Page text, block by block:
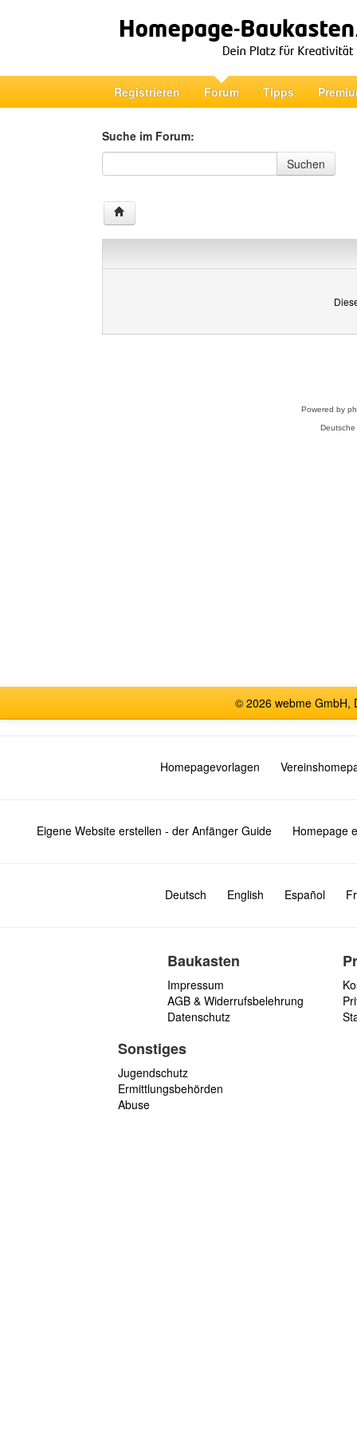
Registrieren Forum Tipps
Suche im Forum:
Suche im Forum
Suchen
Powered by
© 2026 webme GmbH,
Homepagevorlagen
Eigene Website erstellen - der Anfänger Guide Homepage
Deutsch English Español
Baukasten
Impressum
AGB & Widerrufsbelehrung
Datenschutz
Sonstiges
Jugendschutz
Ermittlungsbehörden
Abuse